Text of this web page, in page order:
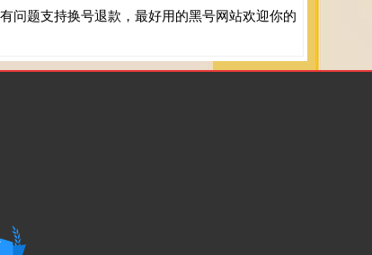
问题支持换号退款，最好用的黑号网站欢迎你的